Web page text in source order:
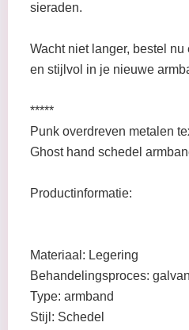
sieraden.
Wacht niet langer, bestel
en stijlvol in je nieuwe
*****
Punk overdreven metalen
Ghost hand schedel
Productinformatie:
Materiaal: Legering
Behandelingsproces:
Type: armband
Stijl: Schedel